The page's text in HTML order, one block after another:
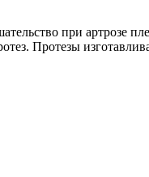
при артрозе
Протезы